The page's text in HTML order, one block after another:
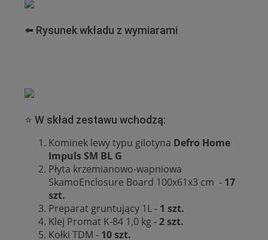
⬅️ Rysunek wkładu z wymiarami
⭐ W skład zestawu wchodzą:
Kominek lewy typu gilotyna Defro Home
Impuls SM BL G
Płyta krzemianowo-wapniowa
SkamoEnclosure Board 100x61x3 cm - 17
szt.
Preparat gruntujący 1L - 1 szt.
Klej Promat K-84 1,0 kg -2 szt.
Kołki TDM - 10 szt.